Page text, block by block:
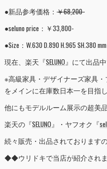
●新品参考価格： ￥68,200-
●seluno price：￥33,800-
●Size：W.630 D.890 H.965 SH.380 mm
現在、楽天『SELUNO』にて出品中
※高級家具・デザイナーズ家具
をメインに在庫数日本一を目指
他にもモデルルーム展示の超美
楽天の『SELUNO』・ヤフオク『
続々販売・出品されております
◆◆ウリドキで当店が紹介され